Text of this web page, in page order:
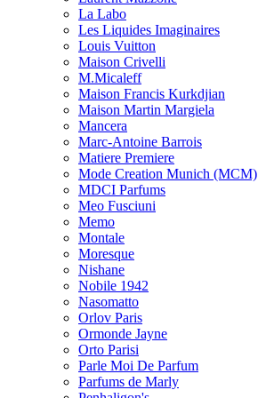
La Labo
Les Liquides Imaginaires
Louis Vuitton
Maison Crivelli
M.Micaleff
Maison Francis Kurkdjian
Maison Martin Margiela
Mancera
Marc-Antoine Barrois
Matiere Premiere
Mode Creation Munich (MCM)
MDCI Parfums
Meo Fusciuni
Memo
Montale
Moresque
Nishane
Nobile 1942
Nasomatto
Orlov Paris
Ormonde Jayne
Orto Parisi
Parle Moi De Parfum
Parfums de Marly